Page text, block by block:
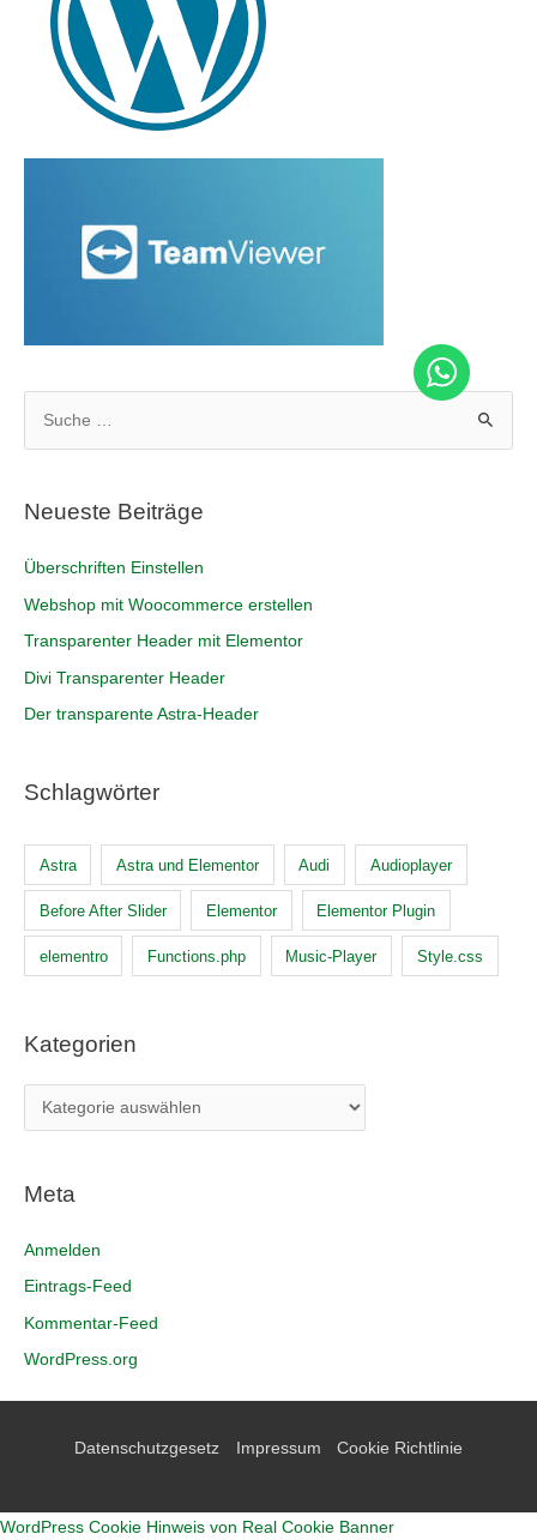
Neueste Beiträge
Überschriften Einstellen
Webshop mit Woocommerce erstellen
Transparenter Header mit Elementor
Divi Transparenter Header
Der transparente Astra-Header
Schlagwörter
Astra Astra und Elementor Audi Audioplayer
Before After Slider Elementor Elementor Plugin
elementro Functions.php Music-Player Style.css
Kategorien
Meta
Anmelden
Eintrags-Feed
Kommentar-Feed
WordPress.org
Datenschutzgesetz Impressum Cookie Richtlinie
WordPress Cookie Hinweis von Real Cookie Banner